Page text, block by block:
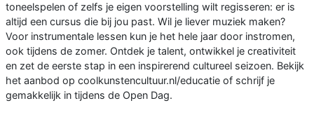
toneelspelen of zelfs je eigen voorstelling wilt regisseren: er is
altijd een cursus die bij jou past. Wil je liever muziek maken?
Voor instrumentale lessen kun je het hele jaar door instromen,
ook tijdens de zomer. Ontdek je talent, ontwikkel je creativiteit
en zet de eerste stap in een inspirerend cultureel seizoen. Bekijk
het aanbod op coolkunstencultuur.nl/educatie of schrijf je
gemakkelijk in tijdens de Open Dag.